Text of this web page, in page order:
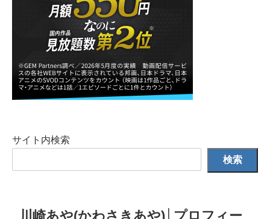
サイト内検索
川崎あや(かわさきあや)│プロフィー